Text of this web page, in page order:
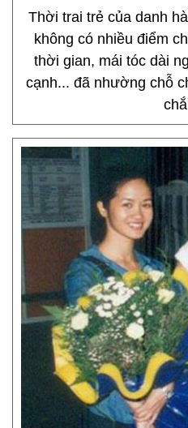
Thời trai trẻ của danh
không có nhiều điểm
thời gian, mái tóc dài
cạnh... đã nhường chỗ